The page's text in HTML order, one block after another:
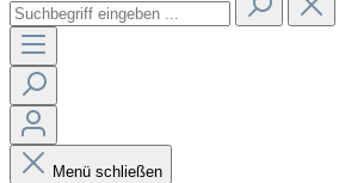
Menü schließen